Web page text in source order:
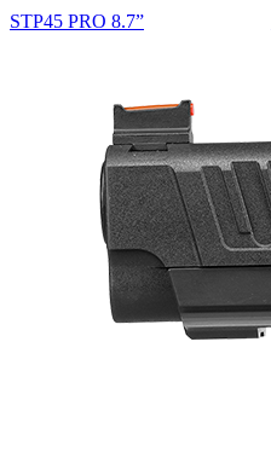
STP45 PRO 8.7”